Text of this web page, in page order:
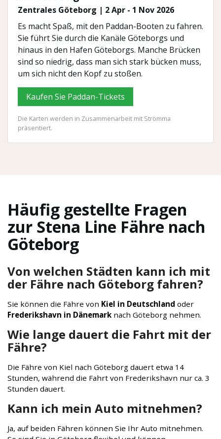
Zentrales Göteborg | 2 Apr - 1 Nov 2026
Es macht Spaß, mit den Paddan-Booten zu fahren.
Sie führt Sie durch die Kanäle Göteborgs und
hinaus in den Hafen Göteborgs. Manche Brücken
sind so niedrig, dass man sich stark bücken muss,
um sich nicht den Kopf zu stoßen.
Kaufen Sie Paddan-Tickets
Die Karten werden in Zusammenarbeit mit Strömma
präsentiert.
Häufig gestellte Fragen
zur Stena Line Fähre nach
Göteborg
Von welchen Städten kann ich mit
der Fähre nach Göteborg fahren?
Sie können die Fähre von Kiel in Deutschland oder
Frederikshavn in Dänemark nach Göteborg nehmen.
Wie lange dauert die Fahrt mit der
Fähre?
Die Fähre von Kiel nach Göteborg dauert etwa 14
Stunden, während die Fahrt von Frederikshavn nur ca. 3
Stunden dauert.
Kann ich mein Auto mitnehmen?
Ja, auf beiden Fähren können Sie Ihr Auto mitnehmen.